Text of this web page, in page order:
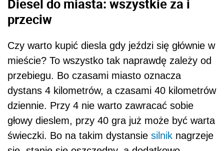
Diesel do miasta: wszystkie za i
przeciw
Czy warto kupić diesla gdy jeździ się głównie w
mieście? To wszystko tak naprawdę zależy od
przebiegu. Bo czasami miasto oznacza
dystans 4 kilometrów, a czasami 40 kilometrów
dziennie. Przy 4 nie warto zawracać sobie
głowy dieslem, przy 40 gra już może być warta
świeczki. Bo na takim dystansie silnik nagrzeje